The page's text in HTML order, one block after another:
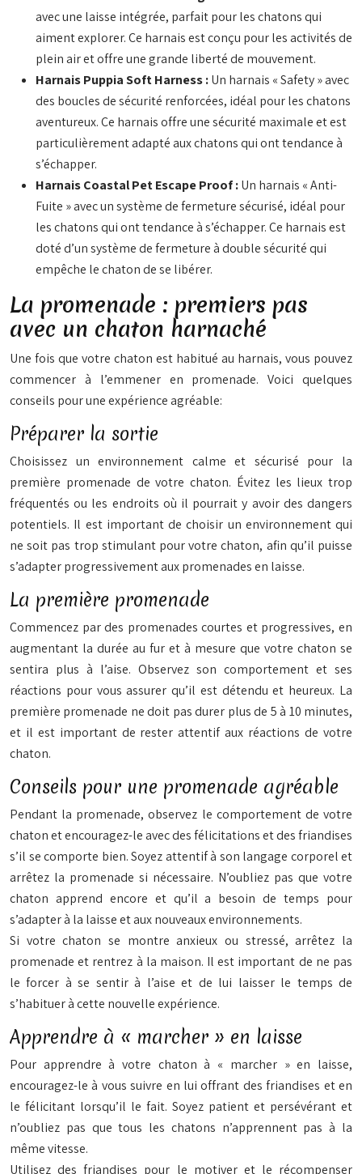
avec une laisse intégrée, parfait pour les chatons qui
aiment explorer. Ce harnais est conçu pour les activités de
plein air et offre une grande liberté de mouvement.
Harnais Puppia Soft Harness :Un harnais « Safety » avec
des boucles de sécurité renforcées, idéal pour les chatons
aventureux. Ce harnais offre une sécurité maximale et est
particulièrement adapté aux chatons qui ont tendance à
s’échapper.
Harnais Coastal Pet Escape Proof :Un harnais « Anti-
Fuite » avec un système de fermeture sécurisé, idéal pour
les chatons qui ont tendance à s’échapper. Ce harnais est
doté d’un système de fermeture à double sécurité qui
empêche le chaton de se libérer.
La promenade : premiers pas
avec un chaton harnaché
Une fois que votre chaton est habitué au harnais, vous pouvez
commencer à l’emmener en promenade. Voici quelques
conseils pour une expérience agréable:
Préparer la sortie
Choisissez un environnement calme et sécurisé pour la
première promenade de votre chaton. Évitez les lieux trop
fréquentés ou les endroits où il pourrait y avoir des dangers
potentiels. Il est important de choisir un environnement qui
ne soit pas trop stimulant pour votre chaton, afin qu’il puisse
s’adapter progressivement aux promenades en laisse.
La première promenade
Commencez par des promenades courtes et progressives, en
augmentant la durée au fur et à mesure que votre chaton se
sentira plus à l’aise. Observez son comportement et ses
réactions pour vous assurer qu’il est détendu et heureux. La
première promenade ne doit pas durer plus de 5 à 10 minutes,
et il est important de rester attentif aux réactions de votre
chaton.
Conseils pour une promenade agréable
Pendant la promenade, observez le comportement de votre
chaton et encouragez-le avec des félicitations et des friandises
s’il se comporte bien. Soyez attentif à son langage corporel et
arrêtez la promenade si nécessaire. N’oubliez pas que votre
chaton apprend encore et qu’il a besoin de temps pour
s’adapter à la laisse et aux nouveaux environnements.
Si votre chaton se montre anxieux ou stressé, arrêtez la
promenade et rentrez à la maison. Il est important de ne pas
le forcer à se sentir à l’aise et de lui laisser le temps de
s’habituer à cette nouvelle expérience.
Apprendre à « marcher » en laisse
Pour apprendre à votre chaton à « marcher » en laisse,
encouragez-le à vous suivre en lui offrant des friandises et en
le félicitant lorsqu’il le fait. Soyez patient et persévérant et
n’oubliez pas que tous les chatons n’apprennent pas à la
même vitesse.
Utilisez des friandises pour le motiver et le récompenser